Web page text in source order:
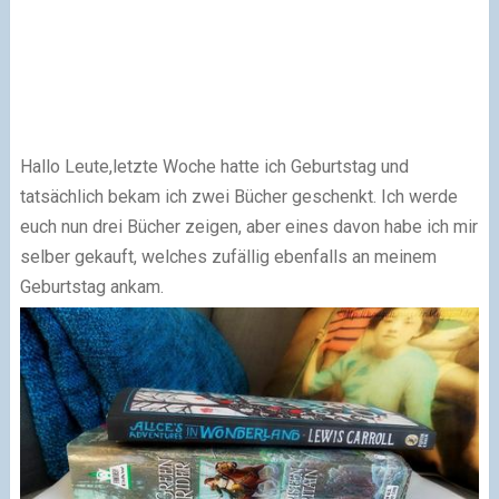
Hallo Leute,letzte Woche hatte ich Geburtstag und
tatsächlich bekam ich zwei Bücher geschenkt. Ich werde
euch nun drei Bücher zeigen, aber eines davon habe ich mir
selber gekauft, welches zufällig ebenfalls an meinem
Geburtstag ankam.